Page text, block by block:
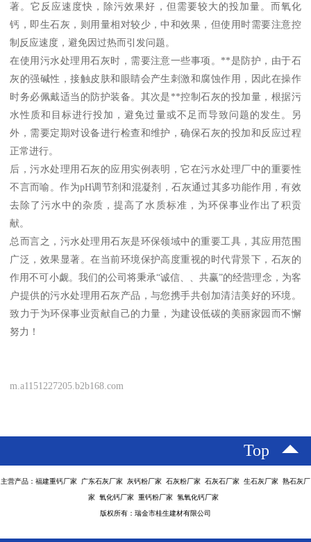
著。它反应速度快，除污效果好，但需要较大的投加量。而氧化
钙，即生石灰，则用量相对较少，中和效果，但使用时需要注意控
制反应速度，避免因过热而引发问题。
在使用污水处理用石灰时，需要注意一些事项。**是防护，由于石
灰的强碱性，接触皮肤和眼睛会产生刺激和腐蚀作用，因此在操作
时务必佩戴适当的防护装备。其次是**控制石灰的投加量，根据污
水性质和目标进行投加，避免过量或不足而导致问题的发生。另
外，需要定期对设备进行检查和维护，确保石灰的投加和反应过程
正常进行。
后，污水处理用石灰的应用实例表明，它在污水处理厂中的重要性
不言而喻。作为pH调节剂和混凝剂，石灰通过其多功能作用，有效
去除了污水中的杂质，提高了水质标准，为环保事业作出了积贡
献。
总而言之，污水处理用石灰是环保领域中的重要工具，其应用范围
广泛，效果显著。在当前环境保护高度重视的时代背景下，石灰的
作用不可小觑。我们的公司将秉承“诚信、、共赢”的经营理念，为客
户提供的污水处理用石灰产品，与您携手共创加清洁美好的环境。
致力于为环保事业贡献自己的力量，为建设低碳的美丽家园而不懈
努力！
m.a1151227205.b2b168.com
Top
主营产品：福建重钙厂家 广东石灰厂家 灰钙粉厂家 石灰粉厂家 石灰石厂家 生石灰厂家 熟石灰厂
家 氧化钙厂家 重钙粉厂家 氢氧化钙厂家
版权所有：瑞金市桂生建材有限公司